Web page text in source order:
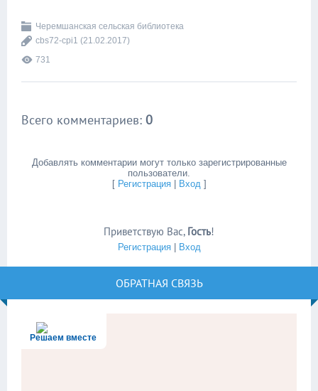
Черемшанская сельская библиотека
cbs72-cpi1 (21.02.2017)
731
Всего комментариев: 0
Добавлять комментарии могут только зарегистрированные
пользователи.
[ Регистрация| Вход]
Приветствую Вас, Гость!
Регистрация| Вход
ОБРАТНАЯ СВЯЗЬ
Решаем вместе